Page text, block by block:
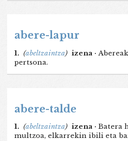
abere-lapur
1. (abeltzaintza) izena ·
pertsona.
abere-talde
1. (abeltzaintza) izena · Batera
multzoa, elkarrekin ibili eta